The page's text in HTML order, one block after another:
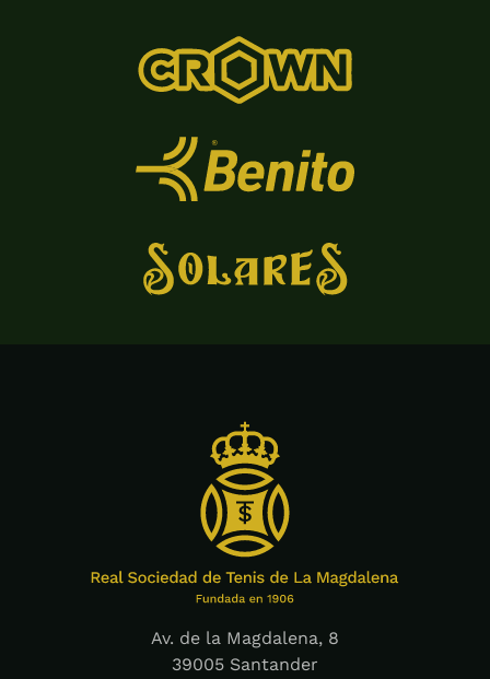
Av. de la Magdalena, 8
39005 Santander